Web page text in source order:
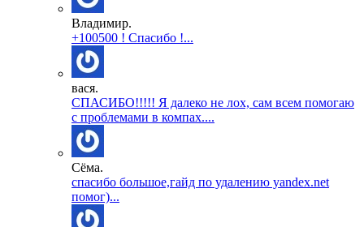
Владимир.
+100500 ! Спасибо !...
вася.
СПАСИБО!!!!! Я далеко не лох, сам всем помогаю
с проблемами в компах....
Сёма.
спасибо большое,гайд по удалению yandex.net
помог)...